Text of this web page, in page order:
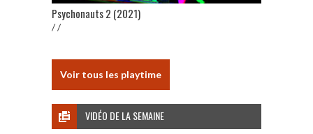
Psychonauts 2 (2021)
/ /
Voir tous les playtime
VIDÉO DE LA SEMAINE